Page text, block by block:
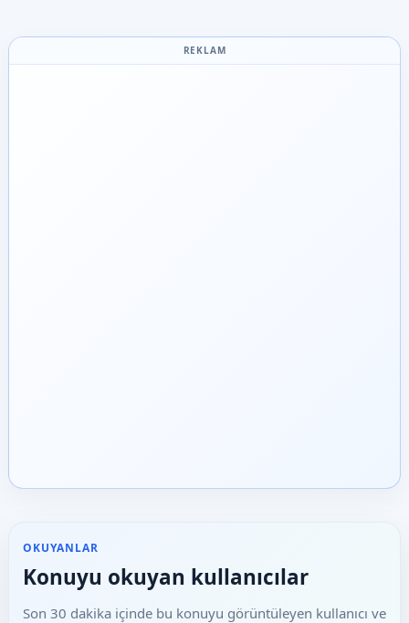
REKLAM
OKUYANLAR
Konuyu okuyan kullanıcılar
Son 30 dakika içinde bu konuyu görüntüleyen kullanıcı ve